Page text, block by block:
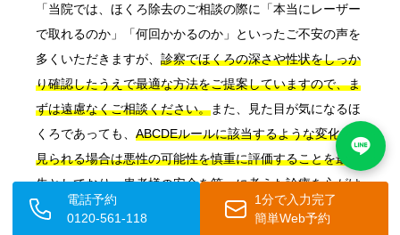
「当院では、ほくろ除去のご相談の際に「本当にレーザー
で取れるのか」「何回かかるのか」といったご不安の声を
多くいただきますが、 診察でほくろの深さや性状をしっか
り確認したうえで最適な方法をご提案していますので、ま
ずは遠慮なくご相談ください。また、見た目が気になるほ
くろであっても、 ABCDEルールに該当するような変化が
見られる場合は悪性の可能性を慎重に評価することを最優
先としており、患者様の安全を第一に考えた診療を心がけ
ています。レーザー治療後のアフターケアも含め、治療完
電話予約
0120-561-118
1分で入力完了
簡単Web予約